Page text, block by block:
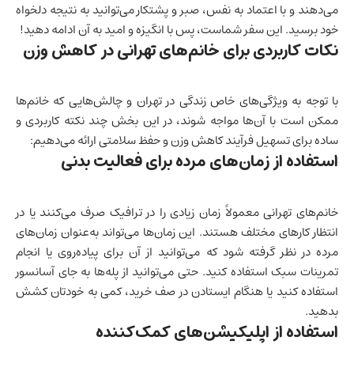
می‌دهند و با اعتماد به نفس، صبر و پشتکار می‌توانید به نتیجه دلخواه
خود برسید. این سفر شماست، پس با انگیزه و امید به آن ادامه دهید!
نکات کاربردی برای خانم‌های تهرانی در کاهش وزن
با توجه به ویژگی‌های خاص زندگی در تهران و چالش‌هایی که خانم‌ها
ممکن است با آن‌ها مواجه شوند، در این بخش چند نکته کاربردی و
ساده برای تسهیل فرآیند کاهش وزن و حفظ سلامتی ارائه می‌دهیم:
استفاده از زمان‌های مرده برای فعالیت بدنی
خانم‌های تهرانی معمولاً زمان زیادی را در ترافیک صرف می‌کنند یا در
انتظار کارهای مختلف هستند. این زمان‌ها می‌تواند به‌عنوان زمان‌های
مرده در نظر گرفته شود که می‌توانید از آن برای پیاده‌روی یا انجام
تمرینات سبک استفاده کنید. حتی می‌توانید از پله‌ها به جای آسانسور
استفاده کنید یا هنگام ایستادن در صف خرید، کمی به خودتان کشش
بدهید.
استفاده از اپلیکیشن‌های کمک‌کننده